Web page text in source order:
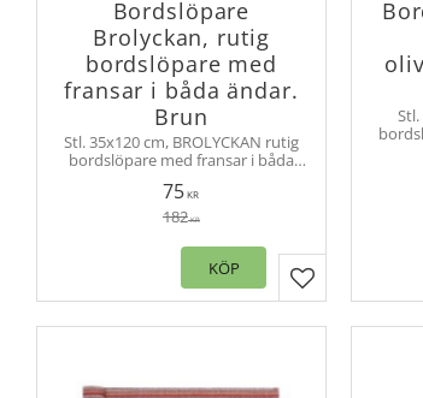
Bordslöpare
Brolyckan, rutig
bordslöpare med
fransar i båda ändar.
Brun
Stl. 35x120 cm, BROLYCKAN rutig
bordslöpare med fransar i båda
som passar lika bra till köksbordet
som till soffbordet.
75KR
182KR
Lägg till i
KÖP